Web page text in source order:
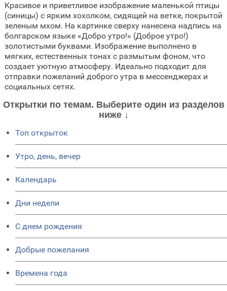
Красивое и приветливое изображение маленькой птицы
(синицы) с ярким хохолком, сидящей на ветке, покрытой
зеленым мхом. На картинке сверху нанесена надпись на
болгарском языке «Добро утро!» (Доброе утро!)
золотистыми буквами. Изображение выполнено в
мягких, естественных тонах с размытым фоном, что
создает уютную атмосферу. Идеально подходит для
отправки пожеланий доброго утра в мессенджерах и
социальных сетях.
Открытки по темам. Выберите один из разделов
ниже ↓
Топ открыток
Утро, день, вечер
Календарь
Дни недели
C днем рождения
Добрые пожелания
Времена года